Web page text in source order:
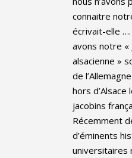
connaitre
écrivait-elle ….
avons notre «
alsacienne »
de
hors d’Alsace
jacobins
Récemment
d’éminents